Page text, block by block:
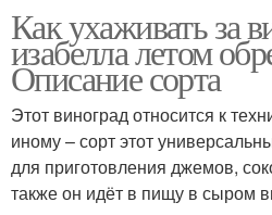
Как ухаживать за
изабелла летом
Описание сорта
Этот виноград относится к
иному – сорт этот
для приготовления джемов,
также он идёт в пищу в сыром